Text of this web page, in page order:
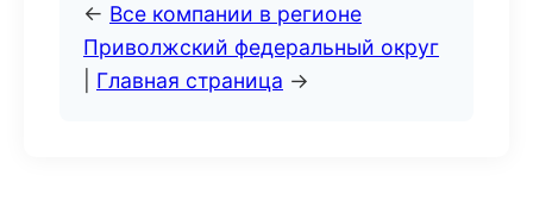
← Все компании в регионе
Приволжский федеральный округ
Главная страница →